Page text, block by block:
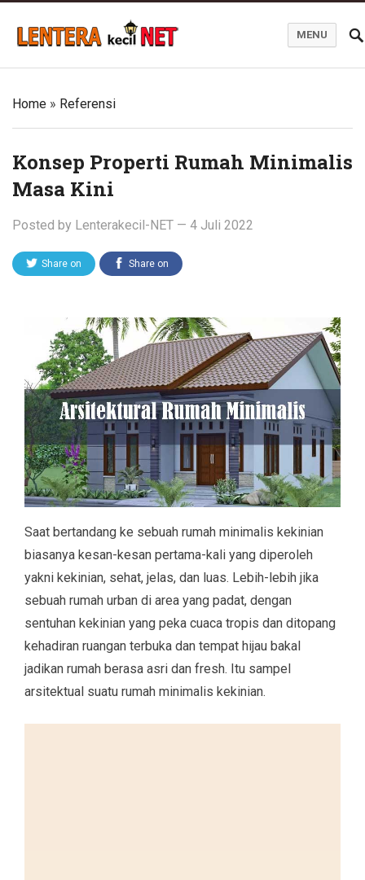
MENU
Home » Referensi
Konsep Properti Rumah Minimalis
Masa Kini
Posted by Lenterakecil-NET — 4 Juli 2022
Share on Share on
Saat bertandang ke sebuah rumah minimalis kekinian
biasanya kesan-kesan pertama-kali yang diperoleh
yakni kekinian, sehat, jelas, dan luas. Lebih-lebih jika
sebuah rumah urban di area yang padat, dengan
sentuhan kekinian yang peka cuaca tropis dan ditopang
kehadiran ruangan terbuka dan tempat hijau bakal
jadikan rumah berasa asri dan fresh. Itu sampel
arsitektual suatu rumah minimalis kekinian.